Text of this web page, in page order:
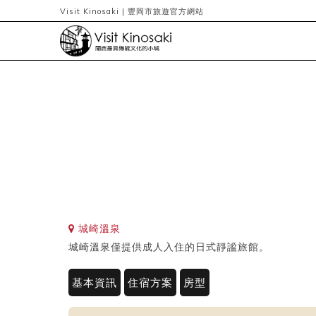
Visit Kinosaki | 豐岡市旅遊官方網站
城崎溫泉
城崎溫泉僅提供成人入住的日式靜謐旅館。
基本資訊 住宿方案 房型